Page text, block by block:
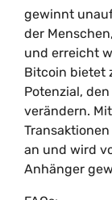
gewinnt
der
und erreicht
Bitcoin bietet
Potenzial,
verändern.
an und wird
Anhänger